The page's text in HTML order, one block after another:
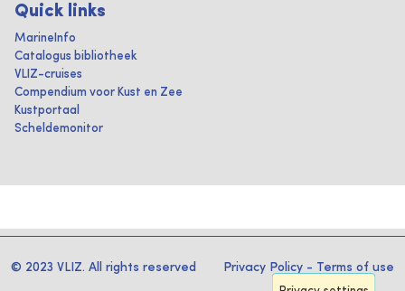
Quick links
MarineInfo
Catalogus bibliotheek
VLIZ-cruises
Compendium voor Kust en Zee
Kustportaal
Scheldemonitor
© 2023 VLIZ. All rights reserved Privacy Policy - Terms of use